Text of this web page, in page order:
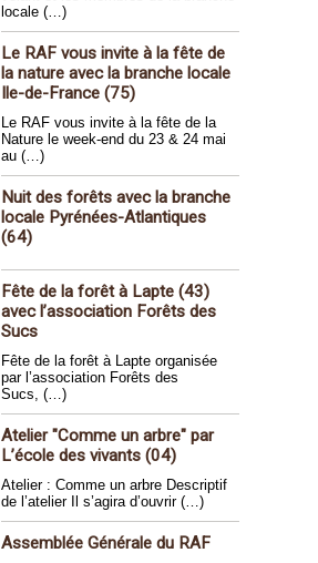
locale (…)
Le RAF vous invite à la fête de
la nature avec la branche locale
Ile-de-France (75)
Le RAF vous invite à la fête de la
Nature le week-end du 23 & 24 mai
au (…)
Nuit des forêts avec la branche
locale Pyrénées-Atlantiques
(64)
Fête de la forêt à Lapte (43)
avec l’association Forêts des
Sucs
Fête de la forêt à Lapte organisée
par l’association Forêts des
Sucs, (…)
Atelier "Comme un arbre" par
L’école des vivants (04)
Atelier : Comme un arbre Descriptif
de l’atelier Il s’agira d’ouvrir (…)
Assemblée Générale du RAF